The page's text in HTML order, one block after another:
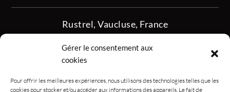
Gérer le consentement aux
cookies
Pour offrir les meilleures expériences, nous utilisons des technologies telles que les
cookies pour stocker et/ou accéder aux informations des appareils. Le fait de
Rustrel, Vaucluse, France
06.08.50.16.28
contact.msphotographe (at) gmail.com